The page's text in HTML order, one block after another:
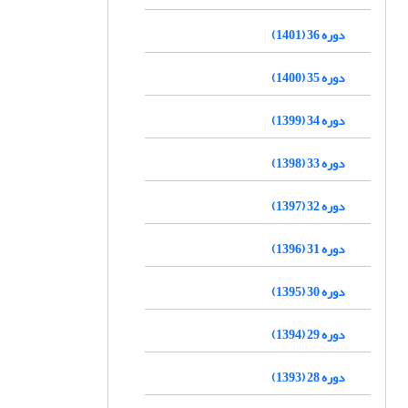
دوره 36 (1401)
دوره 35 (1400)
دوره 34 (1399)
دوره 33 (1398)
دوره 32 (1397)
دوره 31 (1396)
دوره 30 (1395)
دوره 29 (1394)
دوره 28 (1393)